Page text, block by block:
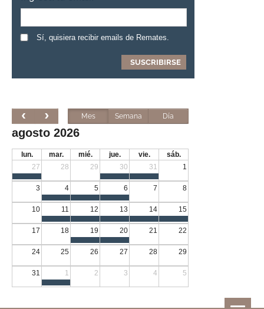
Sí, quisiera recibir emails de Remates.
Mes Semana Día
agosto 2026
lun. mar. mié. jue. vie.
sáb.
27
28 29 30 31 1
3 4 5 6 7 8
10 11 12 13 14 15
17 18 19 20 21 22
24 25 26 27 28 29
31 1 2 3 4 5